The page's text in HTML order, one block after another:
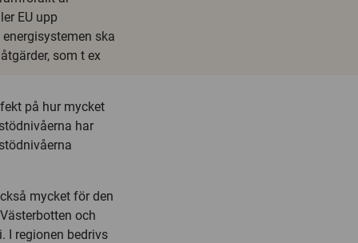
EU upp
ska
som t ex
på hur mycket
har
mycket för den
och
I regionen bedrivs